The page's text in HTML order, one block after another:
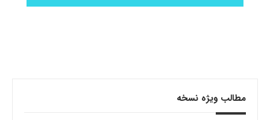
مطالب ویژه نسخه